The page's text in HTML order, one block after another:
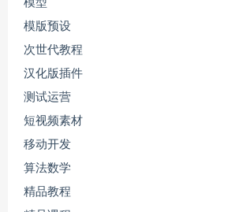
模型
模版预设
次世代教程
汉化版插件
测试运营
短视频素材
移动开发
算法数学
精品教程